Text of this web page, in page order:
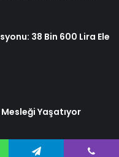
38 Bin 600 Lira Ele
Yaşatıyor